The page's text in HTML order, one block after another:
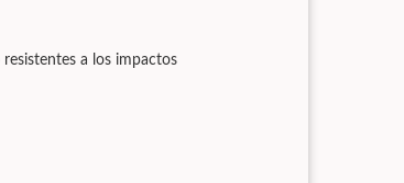
a los impactos